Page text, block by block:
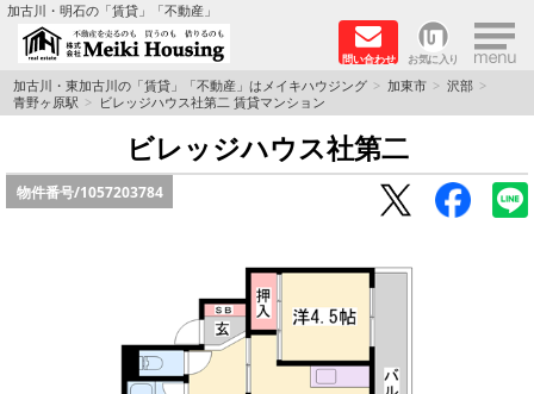
加古川・明石の「賃貸」「不動産」
問い合わせ お気に入り ×
TOPページ
☆メイキハウジングオススメ物件特集☆
都市ガス物件
加古川・東加古川の「賃貸」「不動産」はメイキハウジング 加東市
沢部
青野ヶ原駅
ビレッジハウス社第二 賃貸マンション
ビレッジハウス社第二
物件番号/1057203784